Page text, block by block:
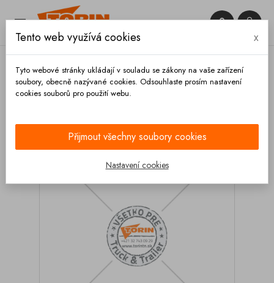
 

Tento web využívá cookies x
Tyto webové stránky ukládají v souladu se zákony na vaše zařízení
soubory, obecně nazývané cookies. Odsouhlaste prosím nastavení
cookies souborů pro použití webu.
Přijmout všechny soubory cookies
Nastavení cookies